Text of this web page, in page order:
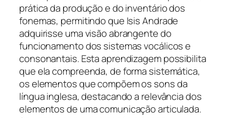
prática da produção e do inventário dos
fonemas, permitindo que Isis Andrade
adquirisse uma visão abrangente do
funcionamento dos sistemas vocálicos e
consonantais. Esta aprendizagem possibilita
que ela compreenda, de forma sistemática,
os elementos que compõem os sons da
língua inglesa, destacando a relevância dos
elementos de uma comunicação articulada.